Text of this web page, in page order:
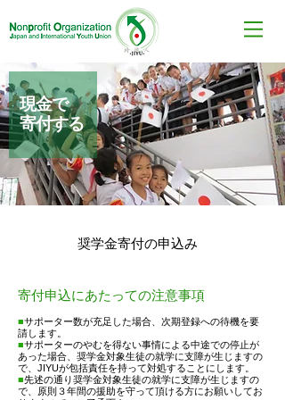
現金で
​寄付する
奨学金寄付の申込み
寄付申込にあたっての注意事項
■サポーター数が充足した場合、次期登録への待機を要
請します。
■サポーターのやむを得ない事情による中途での停止が
あった場合、奨学金対象生徒の就学に支障が生じますの
で、JIYUが包括責任を持って対処することにします。
​■先述の通り奨学金対象生徒の就学に支障が生じますの
で、原則３年間の援助を守って頂ける方にお願いしてお